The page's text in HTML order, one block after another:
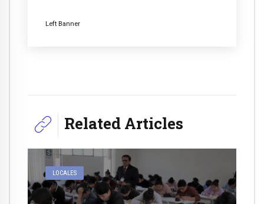
Left Banner
Related Articles
LOCALES